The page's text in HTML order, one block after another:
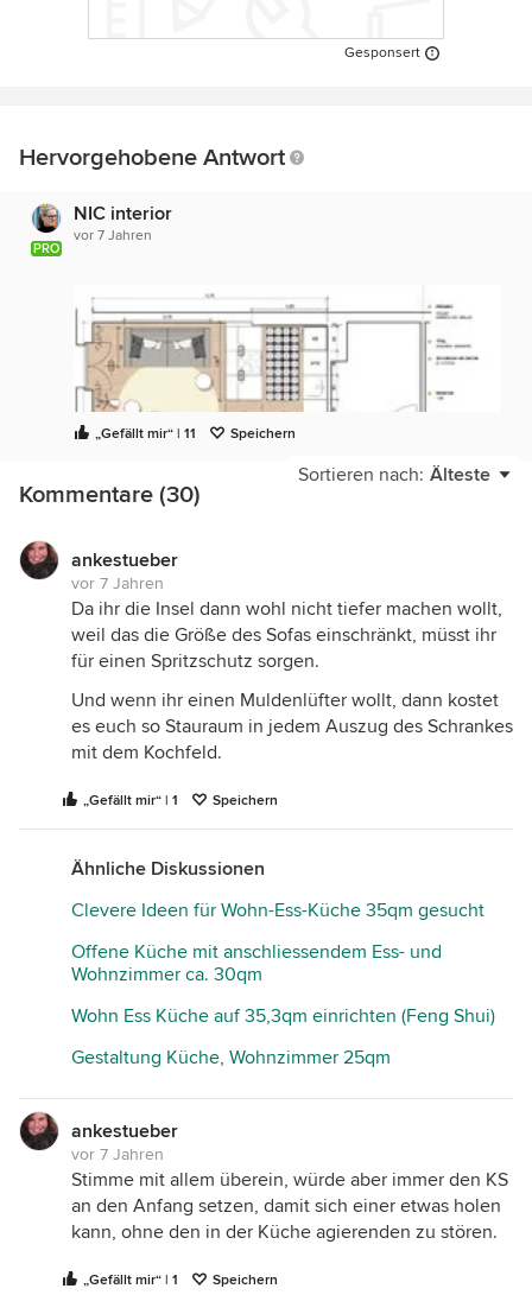
Gesponsert
Hervorgehobene Antwort
PRO
NIC interior
vor 7 Jahren
Liebe Annika und lieber Niklas,
Glückwunsch zur eigenen Wohnung!
Ich finde Ihre Idee auch deutlich besser als die vom
Bauträger und habe sie ein wenig weiter gedacht.
In dem Raum ist lt. Plan ein kleiner Wandvorsprung
zwischen Wand und Möbel (auch an der Seite zum
Flur hin, das ist selten ganz gerade), so dass Ihre
Rechnung mit den 60er Schränken nicht ganz
tragisch, auch wenn die Symmetrie hin ist (das fällt
auf dem GR mehr auf als im richtigen Leben).
Mit einer 50er Schrank dazwischen wird etwas
Platz für eine Verlängerung der Badezimmerwand
bleiben, so daß die Küchenmöbel dahinter
verschwinden, denn es ist nie so schön, von der
anschließen, besser, man kann das verkleiden (das
wäre in Ihrem Fall ein Job für den Tischler, eine
Trockenbauwand braucht mehr Platz).
Eine 60 cm tiefe Kücheninsel macht wenig Spaß,
ja auch das Gefühl, mit dem Sofa direkt am Herd zu
„Gefällt mir“ | 11 Speichern
Sortieren nach: Älteste
Kommentare (30)
ankestueber
vor 7 Jahren
Da ihr die Insel dann wohl nicht tiefer machen wollt,
weil das die Größe des Sofas einschränkt, müsst ihr
für einen Spritzschutz sorgen.
Und wenn ihr einen Muldenlüfter wollt, dann kostet
es euch so Stauraum in jedem Auszug des Schrankes
mit dem Kochfeld.
„Gefällt mir“ | 1 Speichern
Ähnliche Diskussionen
Clevere Ideen für Wohn-Ess-Küche 35qm gesucht
Offene Küche mit anschliessendem Ess- und
Wohnzimmer ca. 30qm
Wohn Ess Küche auf 35,3qm einrichten (Feng Shui)
Gestaltung Küche, Wohnzimmer 25qm
ankestueber
vor 7 Jahren
Stimme mit allem überein, würde aber immer den KS
an den Anfang setzen, damit sich einer etwas holen
kann, ohne den in der Küche agierenden zu stören.
„Gefällt mir“ | 1 Speichern